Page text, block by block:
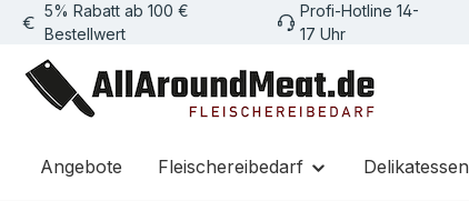
Hauptinhalt springen
Zur Suche springen
Zur Hauptnavigation springen
5% Rabatt ab 100 €
Bestellwert
Profi-Hotline 14-
17 Uhr
Angebote Fleischereibedarf Delikatessen